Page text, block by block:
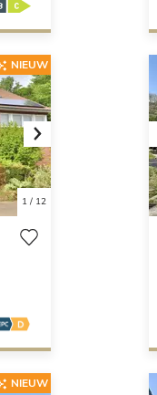
Next
1/ 12
NIEUW
NIEUW